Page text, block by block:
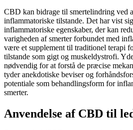
CBD kan bidrage til smertelindring ved
inflammatoriske tilstande. Det har vist
inflammatoriske egenskaber, der kan
varigheden af smerter forbundet med
være et supplement til traditionel terapi
tilstande som gigt og muskeldystrofi.
nødvendig for at forstå de præcise
tyder anekdotiske beviser og
potentiale som behandlingsform for
smerter.
Anvendelse af CBD til